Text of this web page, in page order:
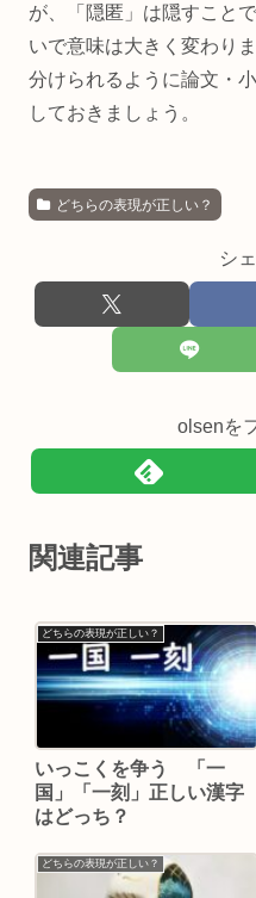
が、「隠匿」は隠すこと
いで意味は大きく変わり
分けられるように論文・
しておきましょう。
どちらの表現が正しい？
シ
olsenを
関連記事
どちらの表現が正しい？
いっこくを争う 「一
国」「一刻」正しい漢字
はどっち？
どちらの表現が正しい？